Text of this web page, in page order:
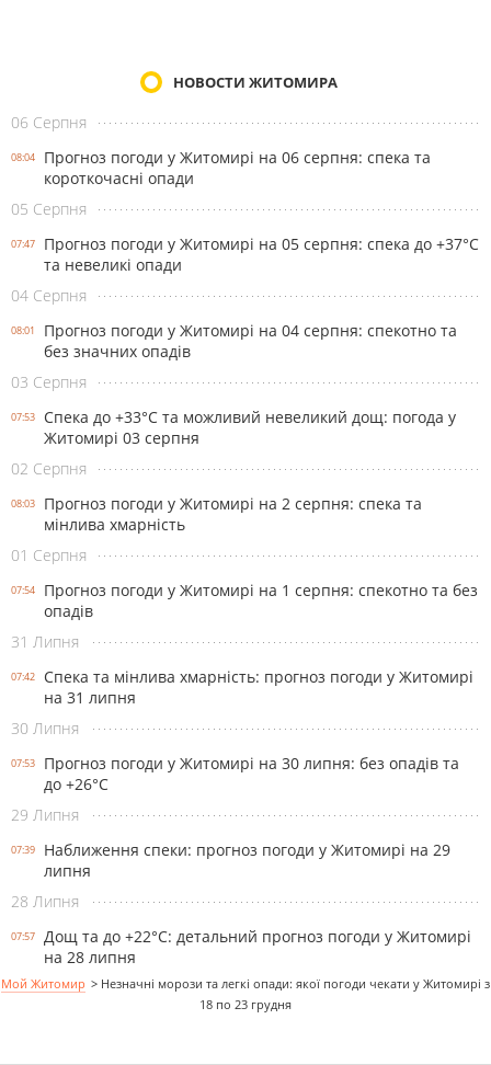
НОВОСТИ ЖИТОМИРА
06 Серпня
08:04
Прогноз погоди у Житомирі на 06 серпня: спека та
короткочасні опади
05 Серпня
07:47
Прогноз погоди у Житомирі на 05 серпня: спека до +37°С
та невеликі опади
04 Серпня
08:01
Прогноз погоди у Житомирі на 04 серпня: спекотно та
без значних опадів
03 Серпня
07:53
Спека до +33°С та можливий невеликий дощ: погода у
Житомирі 03 серпня
02 Серпня
08:03
Прогноз погоди у Житомирі на 2 серпня: спека та
мінлива хмарність
01 Серпня
07:54
Прогноз погоди у Житомирі на 1 серпня: спекотно та без
опадів
31 Липня
07:42
Спека та мінлива хмарність: прогноз погоди у Житомирі
на 31 липня
30 Липня
07:53
Прогноз погоди у Житомирі на 30 липня: без опадів та
до +26°С
29 Липня
07:39
Наближення спеки: прогноз погоди у Житомирі на 29
липня
28 Липня
07:57
Дощ та до +22°С: детальний прогноз погоди у Житомирі
на 28 липня
Мой Житомир > Незначні морози та легкі опади: якої погоди чекати у Житомирі з
18 по 23 грудня